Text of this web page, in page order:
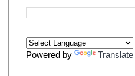
Powered by Translate